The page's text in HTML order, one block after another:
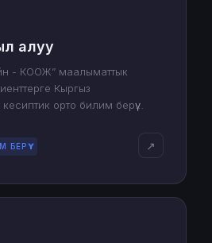
алуу
- КООЖ” маалыматтык
Кыргыз
орто билим берүү
ачат.
↗